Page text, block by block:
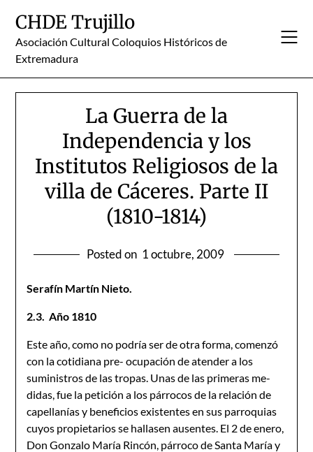
content
CHDE Trujillo
Asociación Cultural Coloquios Históricos de
Extremadura
La Guerra de la
Independencia y los
Institutos Religiosos de la
villa de Cáceres. Parte II
(1810-1814)
Posted on 1 octubre, 2009
Serafín Martín Nieto.
2.3.Año 1810
Este año, como no podría ser de otra forma, comenzó
con la cotidiana pre- ocupación de atender a los
suministros de las tropas. Unas de las primeras me-
didas, fue la petición a los párrocos de la relación de
capellanías y beneficios existentes en sus parroquias
cuyos propietarios se hallasen ausentes. El 2 de enero,
Don Gonzalo María Rincón, párroco de Santa María y